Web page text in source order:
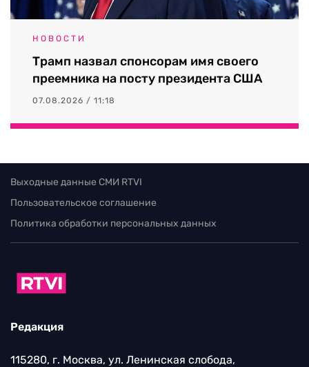
НОВОСТИ
Трамп назвал спонсорам имя своего
преемника на посту президента США
07.08.2026 / 11:18
Выходные данные СМИ RTVI
Пользовательское соглашение
Политика обработки персональных данных
Редакция
115280, г. Москва, ул. Ленинская слобода,